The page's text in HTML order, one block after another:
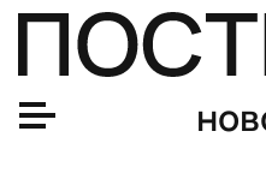
За ночь над Россией